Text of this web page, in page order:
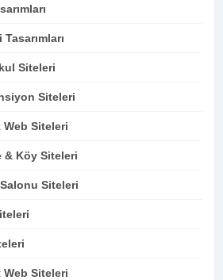
Siteleri
Siteleri
Siteleri
& Köy Siteleri
Siteleri
Web Siteleri